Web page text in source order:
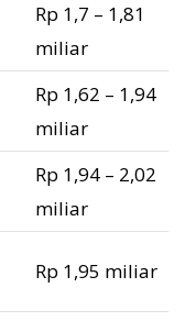
Rp 1,7 – 1,81
miliar
Rp 1,62 – 1,94
miliar
Rp 1,94 – 2,02
miliar
Rp 1,95 miliar